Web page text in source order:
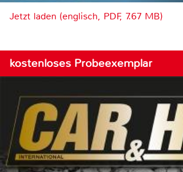
Jetzt laden (englisch, PDF, 7.67 MB)
kostenloses Probeexemplar